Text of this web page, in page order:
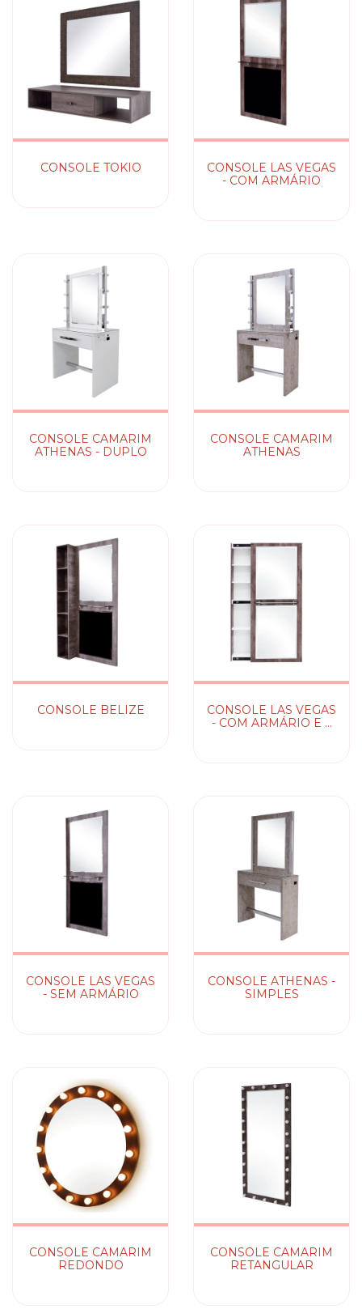
CONSOLE TOKIO
CONSOLE LAS VEGAS
- COM ARMÁRIO
CONSOLE CAMARIM
ATHENAS - DUPLO
CONSOLE CAMARIM
ATHENAS
CONSOLE BELIZE
CONSOLE LAS VEGAS
- COM ARMÁRIO E 2
CONSOLE LAS VEGAS
- SEM ARMÁRIO
CONSOLE ATHENAS -
SIMPLES
CONSOLE CAMARIM
REDONDO
CONSOLE CAMARIM
RETANGULAR